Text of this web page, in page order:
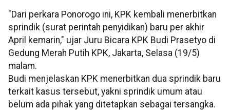
"Dari perkara Ponorogo ini, KPK kembali menerbitkan
sprindik (surat perintah penyidikan) baru per akhir
April kemarin," ujar Juru Bicara KPK Budi Prasetyo di
Gedung Merah Putih KPK, Jakarta, Selasa (19/5)
malam.
Budi menjelaskan KPK menerbitkan dua sprindik baru
terkait kasus tersebut, yakni sprindik umum atau
belum ada pihak yang ditetapkan sebagai tersangka.